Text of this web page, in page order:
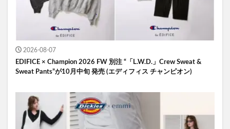
2026-08-07
EDIFICE × Champion 2026 FW 別注 “「L.W.D.」Crew Sweat &
Sweat Pants”が10月中旬 発売 (エディフィス チャンピオン)